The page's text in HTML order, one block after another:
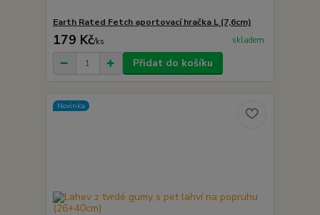
Earth Rated Fetch aportovací hračka L (7,6cm)
179 Kč/ks skladem
Přidat do košíku
Novinka